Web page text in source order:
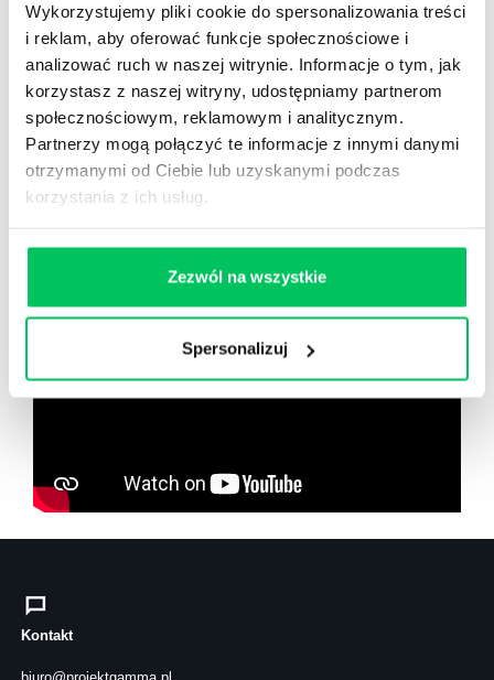
Wykorzystujemy pliki cookie do spersonalizowania treści
i reklam, aby oferować funkcje społecznościowe i
analizować ruch w naszej witrynie. Informacje o tym, jak
korzystasz z naszej witryny, udostępniamy partnerom
społecznościowym, reklamowym i analitycznym.
Partnerzy mogą połączyć te informacje z innymi danymi
otrzymanymi od Ciebie lub uzyskanymi podczas
korzystania z ich usług.
Zezwól na wszystkie
Spersonalizuj
Nowy użytkownik?
Zarejestruj się
Zobacz co znajdzieszw
wikiGamma+
Kontakt